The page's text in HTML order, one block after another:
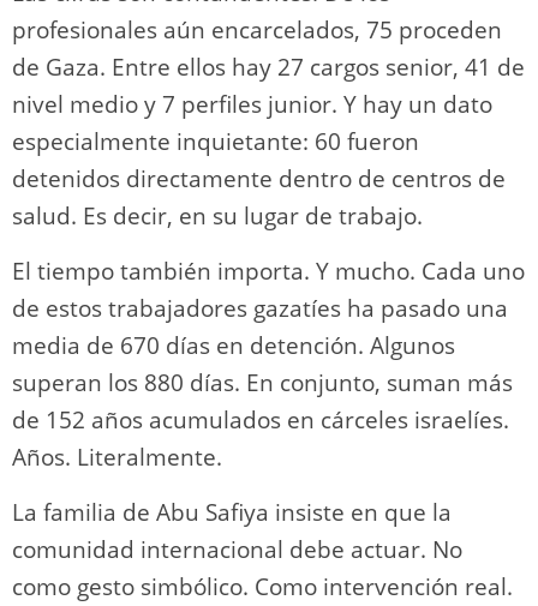
profesionales aún encarcelados, 75 proceden
de Gaza. Entre ellos hay 27 cargos senior, 41 de
nivel medio y 7 perfiles junior. Y hay un dato
especialmente inquietante: 60 fueron
detenidos directamente dentro de centros de
salud. Es decir, en su lugar de trabajo.
El tiempo también importa. Y mucho. Cada uno
de estos trabajadores gazatíes ha pasado una
media de 670 días en detención. Algunos
superan los 880 días. En conjunto, suman más
de 152 años acumulados en cárceles israelíes.
Años. Literalmente.
La familia de Abu Safiya insiste en que la
comunidad internacional debe actuar. No
como gesto simbólico. Como intervención real.